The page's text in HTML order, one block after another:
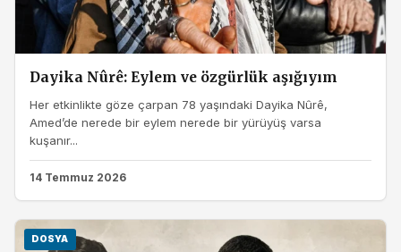
Dayika Nûrê: Eylem ve özgürlük aşığıyım
Her etkinlikte göze çarpan 78 yaşındaki Dayika Nûrê,
Amed’de nerede bir eylem nerede bir yürüyüş varsa
kuşanır...
14 Temmuz 2026
DOSYA